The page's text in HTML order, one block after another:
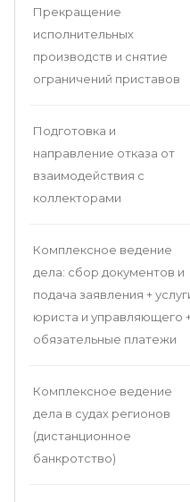
Прекращение
исполнительных
производств и снятие
ограничений приставов
Подготовка и
направление отказа от
взаимодействия с
коллекторами
Комплексное ведение
дела: сбор документов и
подача заявления +
юриста и управляющего
обязательные платежи
Комплексное ведение
дела в судах регионов
(дистанционное
банкротство)